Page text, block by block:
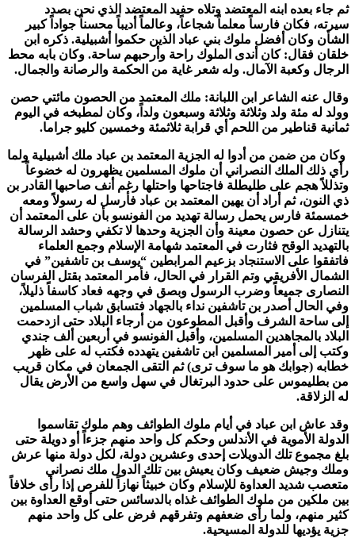
ثم جاء بعده ابنه المعتضد وتلاه حفيد المعتضد الذي نحن بصدد
سيرته، فكان فارساً معلماً شجاعاً، وعالماً أديباً محسناً جواداً كبير
الشأن وكان أفضل ملوك بني عباد الذين حكموا أشبيلية. ذكره ابن
خلقان فقال: كان أندى الملوك راحة وأرحبهم ساحة. وكان بابه محط
الرجال وكعبة الآمال. وله شعر غاية من الحكمة والرصانة والجمال.
وقال عنه الشاعر ابن اللبانة: ملك المعتمد من الحصون مائتي حصن
وولد له مئة ولد وثلاثة وثلاثة وسبعون ولداً، وكان لمطبخه في اليوم
ثمانية قناطير من اللحم أي قرابة ثلاثمئة وخمسين كليو جراما.
وكان من ضمن من أدوا له الجزية المعتمد بن عباد ملك أشبيلية ولما
رأي ذلك الملك النصراني أن ملوك المسلمين يظهرون له خضوعاً
وتذللاً هجم على طليطلة فاجتاحها واحتلها رغم أنف صاحبها القادر بن
ذي النون، ثم أراد أن يهين المعتمد بن عباد فأرسل له رسولاً ومعه
خمسمئة فارس يحمل رسالة تهديد من الفونسو بأن على المعتمد أن
يتنازل عن حصون معينة وأن الجزية وحدها لا تكفي وحشد الرسالة
بالتهديد الوقح فثارت في المعتمد شهامة الإسلام وجمع العلماء
فاتفقوا على الاستنجاد بزعيم المرابطين “يوسف بن تاشفين” في
الشمال الأفريقي وتم القرار في الحال، فأمر المعتمد بقتل الفرسان
النصارى جميعاً وضرب الرسول وبصق في وجهه فعاد كاسفاً ذليلاً،
وفي الحال أصدر بن تاشفين نداء بالجهاد فتسابق شباب المسلمين
إلى ساحة الشرف وأقبل المطوعون من أرجاء البلاد حتى ازدحمت
البلاد بالمجاهدين المسلمين، وأقبل الفونسو في أربعين ألف جندي
وكتب إلى أمير المسلمين ابن تاشفين يتهدده فكتب له على ظهر
خطابه (جوابك هو ما سوف ترى) ثم التقى الجمعان في مكان قريب
من بطليموس على حدود البرتغال في سهل واسع من الأرض يقال
له الزلاقة.
وقد عاش ابن عباد في أيام ملوك الطوائف وهم ملوك تقاسموا
الدولة الأموية في الأندلس وحكم كل واحد منهم جزءاً أو دويلة حتى
بلغ مجموع تلك الدويلات إحدى وعشرين دولة، لكل دولة منها عرش
وملك وجيش ضعيف وكان يعيش بين تلك الدول ملك نصراني
متعصب شديد العداوة للإسلام وكان خبيثاً نهازاً للفرص إذا رأى خلافاً
بين ملكين من ملوك الطوائف غذاه بالدسائس حتى أوقع العداوة بين
كثير منهم، ولما رأى ضعفهم وتفرقهم فرض على كل واحد منهم
جزية يؤديها للدولة المسيحية.